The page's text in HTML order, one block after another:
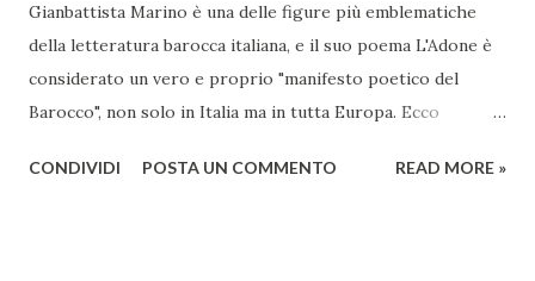
Gianbattista Marino è una delle figure più emblematiche
della letteratura barocca italiana, e il suo poema L'Adone è
considerato un vero e proprio "manifesto poetico del
Barocco", non solo in Italia ma in tutta Europa. Ecco
rendono un'opera fondamentale per il periodo. Marino fu
CONDIVIDI POSTA UN COMMENTO READ MORE »